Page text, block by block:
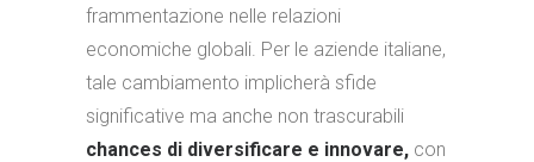
frammentazione nelle relazioni
economiche globali. Per le aziende italiane,
tale cambiamento implicherà sfide
significative ma anche non trascurabili
chances di diversificare e innovare, con